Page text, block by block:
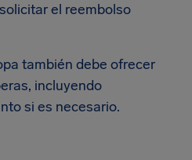
el reembolso
también debe ofrecer
incluyendo
si es necesario.